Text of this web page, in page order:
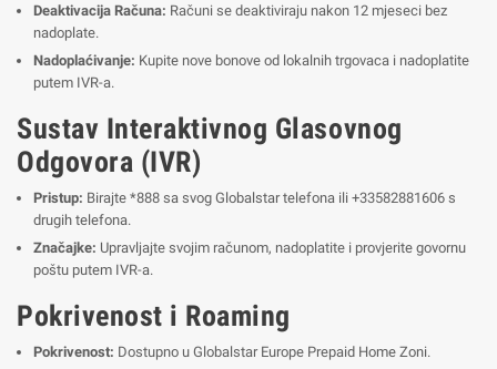
Deaktivacija Računa: Računi se deaktiviraju nakon 12 mjeseci bez
nadoplate.
Nadoplaćivanje: Kupite nove bonove od lokalnih trgovaca i nadoplatite
putem IVR-a.
Sustav Interaktivnog Glasovnog
Odgovora (IVR)
Pristup: Birajte *888 sa svog Globalstar telefona ili +33582881606 s
drugih telefona.
Značajke: Upravljajte svojim računom, nadoplatite i provjerite govornu
poštu putem IVR-a.
Pokrivenost i Roaming
Pokrivenost: Dostupno u Globalstar Europe Prepaid Home Zoni.